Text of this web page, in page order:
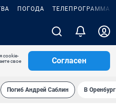
ПОГОДА ТЕЛЕПРОГРАММА
cookie-
свое
Согласен
Погиб Андрей Саблин В